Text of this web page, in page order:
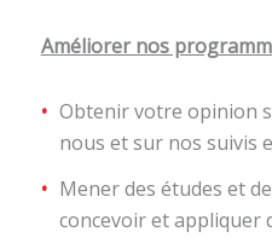
Améliorer nos
Obtenir votre opinion
nous et sur nos suivis
Mener des études et
concevoir et appliquer